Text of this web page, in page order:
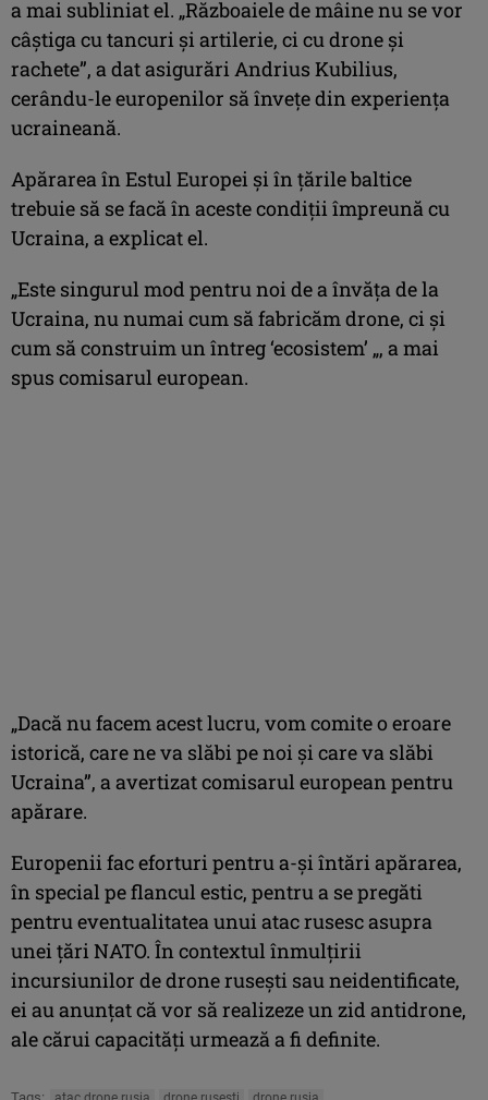
a mai subliniat el. „Războaiele de mâine nu se vor
câştiga cu tancuri şi artilerie, ci cu drone şi
rachete”, a dat asigurări Andrius Kubilius,
cerându-le europenilor să înveţe din experienţa
ucraineană.
Apărarea în Estul Europei şi în ţările baltice
trebuie să se facă în aceste condiţii împreună cu
Ucraina, a explicat el.
„Este singurul mod pentru noi de a învăţa de la
Ucraina, nu numai cum să fabricăm drone, ci şi
cum să construim un întreg ‘ecosistem’ „, a mai
spus comisarul european.
„Dacă nu facem acest lucru, vom comite o eroare
istorică, care ne va slăbi pe noi şi care va slăbi
Ucraina”, a avertizat comisarul european pentru
apărare.
Europenii fac eforturi pentru a-şi întări apărarea,
în special pe flancul estic, pentru a se pregăti
pentru eventualitatea unui atac rusesc asupra
unei ţări NATO. În contextul înmulţirii
incursiunilor de drone ruseşti sau neidentificate,
ei au anunţat că vor să realizeze un zid antidrone,
ale cărui capacităţi urmează a fi definite.